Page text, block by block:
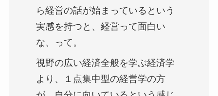
ら経営の話が始まっているという
実感を持つと、経営って面白い
な、って。
視野の広い経済全般を学ぶ経済学
より、１点集中型の経営学の方